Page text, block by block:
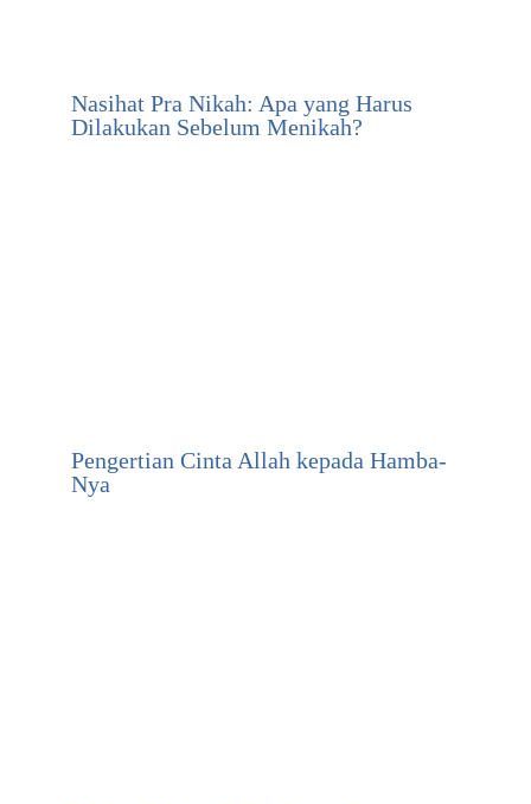
Nasihat Pra Nikah: Apa yang Harus
Dilakukan Sebelum Menikah?
Pengertian Cinta Allah kepada Hamba-
Nya